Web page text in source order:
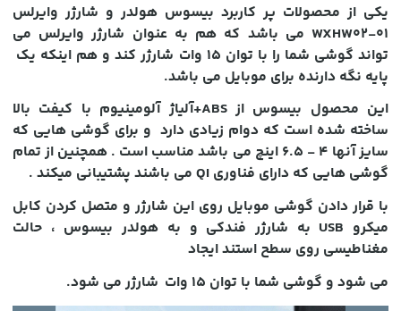
یکی از محصولات پر کاربرد بیسوس هولدر و شارژر وایرلس
WXHW02-01 می باشد که هم به عنوان شارژر وایرلس می
تواند گوشی شما را با توان 15 وات شارژر کند و هم اینکه یک
پایه نگه دارنده برای موبایل می باشد.
این محصول بیسوس از ABS+آلیاژ آلومینیوم با کیفت بالا
ساخته شده است که دوام زیادی دارد و برای گوشی هایی که
سایز آنها 4 - 6.5 اینچ می باشد مناسب است . همچنین از تمام
گوشی هایی که دارای فناوری QI می باشند پشتیبانی میکند .
با قرار دادن گوشی موبایل روی این شارژر و متصل کردن کابل
میکرو USB به شارژر فندکی و به هولدر بیسوس ، حالت
مغناطیسی روی سطح استند ایجاد
می شود و گوشی شما با توان 15 وات شارژر می شود.